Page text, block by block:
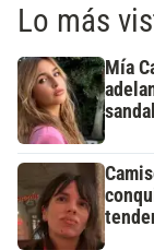
Lo más
Mía